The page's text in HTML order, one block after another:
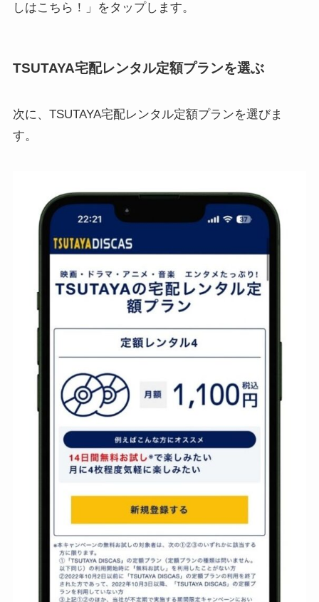
しはこちら！」をタップします。
TSUTAYA宅配レンタル定額プランを選ぶ
次に、TSUTAYA宅配レンタル定額プランを選びま
す。